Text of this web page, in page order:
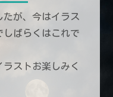
が、今はイラス
しばらくはこれで
ストお楽しみく